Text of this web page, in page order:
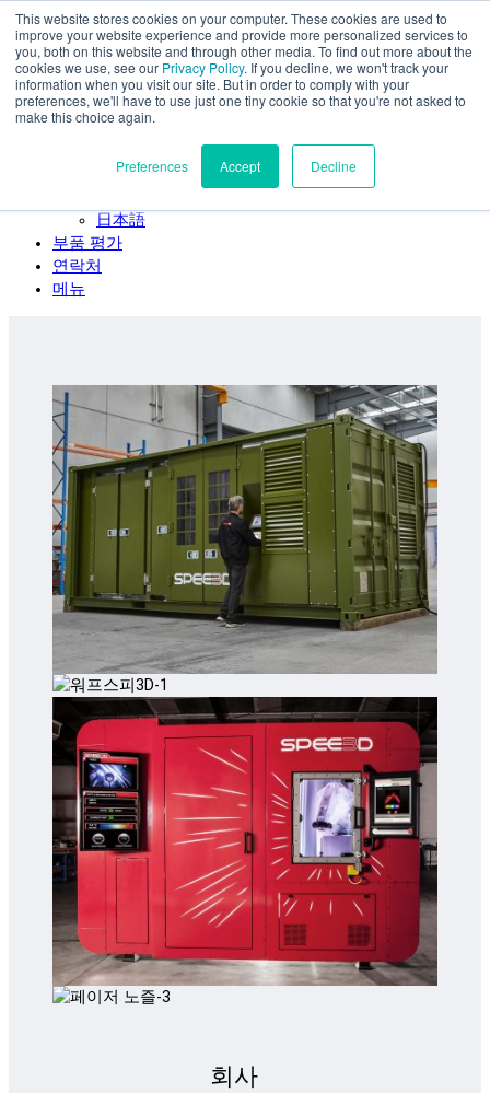
This website stores cookies on your computer. These cookies are used to
improve your website experience and provide more personalized services to
you, both on this website and through other media. To find out more about the
cookies we use, see our Privacy Policy. If you decline, we won't track your
information when you visit our site. But in order to comply with your
preferences, we'll have to use just one tiny cookie so that you're not asked to
make this choice again.
Preferences Accept Decline
주요 콘텐츠로 건너뛰기
SPEE3D
한국어
English
Español
Français
日本語
부품 평가
연락처
메뉴
회사